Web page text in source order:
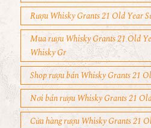
Rượu Whisky Grants 21 Old Year
Mua rượu Whisky Grants 21 Old
Whisky Gr
Shop rượu bán Whisky Grants 21
Nơi bán rượu Whisky Grants 21
Cửa hàng rượu Whisky Grants 21